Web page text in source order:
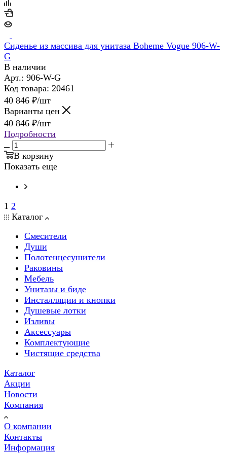
Сиденье из массива для унитаза Boheme Vogue 906-W-
G
В наличии
Арт.: 906-W-G
Код товара: 20461
40 846 ₽/шт
Варианты цен
40 846 ₽/шт
Подробности
В корзину
Показать еще
1 2
Каталог
Смесители
Души
Полотенцесушители
Раковины
Мебель
Унитазы и биде
Инсталляции и кнопки
Душевые лотки
Изливы
Аксессуары
Комплектующие
Чистящие средства
Каталог
Акции
Новости
Компания
О компании
Контакты
Информация